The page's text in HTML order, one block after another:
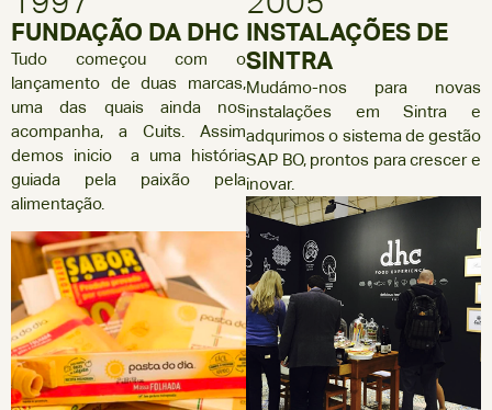
FUNDAÇÃO DA DHC
Tudo começou com o
lançamento de duas marcas,
uma das quais ainda nos
acompanha, a Cuits. Assim
demos inicio a uma história
guiada pela paixão pela
alimentação.
INSTALAÇÕES DE
SINTRA
Mudámo-nos para novas
instalações em Sintra e
adqurimos o sistema de gestão
SAP BO, prontos para crescer e
inovar.